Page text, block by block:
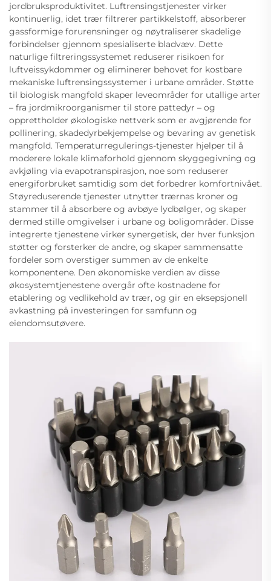
jordbruksproduktivitet. Luftrensingstjenester virker
kontinuerlig, idet trær filtrerer partikkelstoff, absorberer
gassformige forurensninger og nøytraliserer skadelige
forbindelser gjennom spesialiserte bladvæv. Dette
naturlige filtreringssystemet reduserer risikoen for
luftveissykdommer og eliminerer behovet for kostbare
mekaniske luftrensingssystemer i urbane områder. Støtte
til biologisk mangfold skaper leveområder for utallige arter
– fra jordmikroorganismer til store pattedyr – og
opprettholder økologiske nettverk som er avgjørende for
pollinering, skadedyrbekjempelse og bevaring av genetisk
mangfold. Temperaturregulerings-tjenester hjelper til å
moderere lokale klimaforhold gjennom skyggegivning og
avkjøling via evapotranspirasjon, noe som reduserer
energiforbruket samtidig som det forbedrer komfortnivået.
Støyreduserende tjenester utnytter trærnas kroner og
stammer til å absorbere og avbøye lydbølger, og skaper
dermed stille omgivelser i urbane og boligområder. Disse
integrerte tjenestene virker synergetisk, der hver funksjon
støtter og forsterker de andre, og skaper sammensatte
fordeler som overstiger summen av de enkelte
komponentene. Den økonomiske verdien av disse
økosystemtjenestene overgår ofte kostnadene for
etablering og vedlikehold av trær, og gir en eksepsjonell
avkastning på investeringen for samfunn og
eiendomsutøvere.